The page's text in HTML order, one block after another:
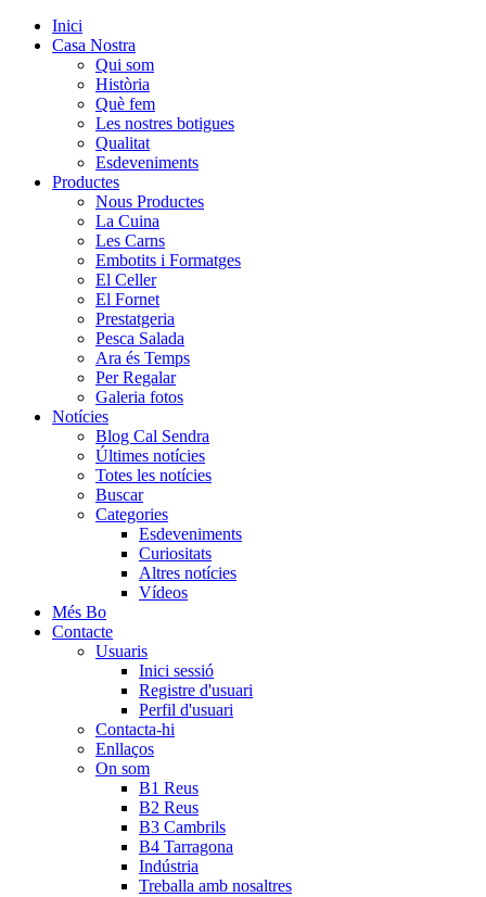
Inici
Casa Nostra
Qui som
Història
Què fem
Les nostres botigues
Qualitat
Esdeveniments
Productes
Nous Productes
La Cuina
Les Carns
Embotits i Formatges
El Celler
El Fornet
Prestatgeria
Pesca Salada
Ara és Temps
Per Regalar
Galeria fotos
Notícies
Blog Cal Sendra
Últimes notícies
Totes les notícies
Buscar
Categories
Esdeveniments
Curiositats
Altres notícies
Vídeos
Més Bo
Contacte
Usuaris
Inici sessió
Registre d'usuari
Perfil d'usuari
Contacta-hi
Enllaços
On som
B1 Reus
B2 Reus
B3 Cambrils
B4 Tarragona
Indústria
Treballa amb nosaltres